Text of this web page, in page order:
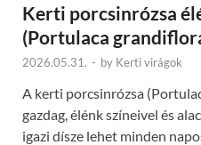
Kerti porcsinrózsa
(Portulaca
2026.05.31. - by Kerti virágok
A kerti porcsinrózsa
gazdag, élénk színeivel és
igazi dísze lehet minden